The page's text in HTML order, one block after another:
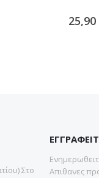
25,90
Στο
Απιθανες